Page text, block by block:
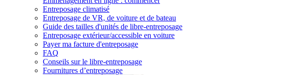
Entreposage climatisé
Entreposage de VR, de voiture et de bateau
Guide des tailles d'unités de libre-entreposage
Entreposage extérieur/accessible en voiture
Payer ma facture d'entreposage
FAQ
Conseils sur le libre-entreposage
Fournitures d’entreposage